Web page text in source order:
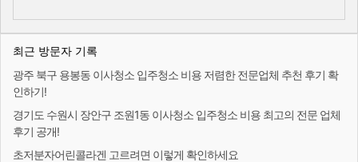
최근 방문자 기록
광주 북구 용봉동 이사청소 입주청소 비용 저렴한 전문업체 추천 후기 확
인하기!
경기도 수원시 장안구 조원1동 이사청소 입주청소 비용 최고의 전문 업체
후기 공개!
초저분자어린콜라겐 고르려면 이렇게 확인하세요